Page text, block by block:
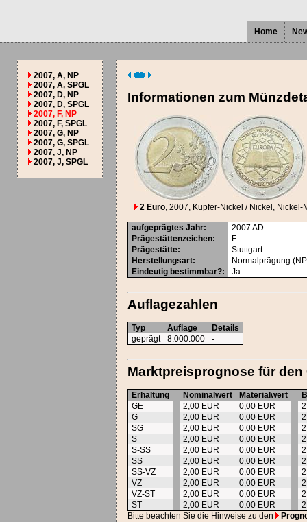
Home
2007, A, NP
2007, A, SPGL
2007, D, NP
2007, D, SPGL
2007, F, NP
2007, F, SPGL
2007, G, NP
2007, G, SPGL
2007, J, NP
2007, J, SPGL
Informationen zum
2 Euro, 2007, Kupfer-Nickel / Nickel, Nickel-
aufgeprägtes Jahr: 2007AD
Prägestättenzeichen:
F
Prägestätte:
Stuttgart
Herstellungsart:
Normalprägung
Eindeutig bestimmbar?: Ja
Auflagezahlen
Typ Auflage
Details
geprägt
8.000.000 -
Marktpreisprognose für den
Erhaltung Nominalwert Materialwert
GE
2,00 EUR 0,00 EUR
G
2,00 EUR 0,00 EUR
SG
2,00 EUR 0,00 EUR
S
2,00 EUR 0,00 EUR
S-SS
2,00 EUR 0,00 EUR
SS
2,00 EUR 0,00 EUR
SS-VZ
2,00 EUR 0,00 EUR
VZ
2,00 EUR 0,00 EUR
VZ-ST
2,00 EUR 0,00 EUR
ST
2,00 EUR 0,00 EUR
Bitte beachten Sie die Hinweise zu den